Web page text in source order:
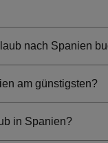
nach Spanien
am günstigsten?
in Spanien?